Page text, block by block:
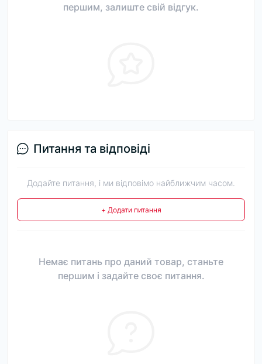
першим, залиште свій відгук.
Питання та відповіді
Додайте питання, і ми відповімо найближчим часом.
+ Додати питання
Немає питань про даний товар, станьте
першим і задайте своє питання.